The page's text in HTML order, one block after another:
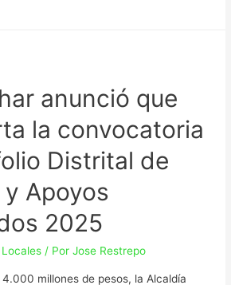
anunció que
la convocatoria
Distrital de
Apoyos
2025
Locales / PorJose Restrepo
millones de pesos, la Alcaldía